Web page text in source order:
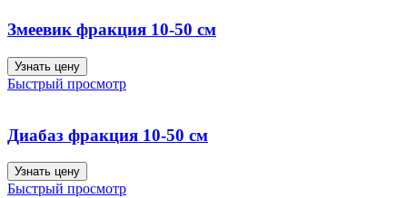
Змеевик фракция 10-50 см
Узнать цену
Быстрый просмотр
Диабаз фракция 10-50 см
Узнать цену
Быстрый просмотр